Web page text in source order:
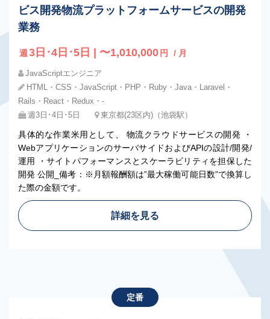
ビス開発物流プラットフォームサービスの開発
業務
週 3日･4日･5日 | 〜1,010,000 円 / 月
JavaScriptエンジニア
HTML・CSS・JavaScript・PHP・Ruby・Java・Laravel・
Rails・React・Redux・-
週3日･4日･5日
東京都(23区内)（池袋駅）
具体的な作業米用として、 物流クラウドサービスの開発 ・
WebアプリケーションのサーバサイドおよびAPIの設計/開発/
運用 ・サイトパフォーマンスとスケーラビリティを担保した
開発 公開_備考：※月額報酬額は”最大稼働可能日数”で換算し
た際の金額です。
詳細を見る
定番